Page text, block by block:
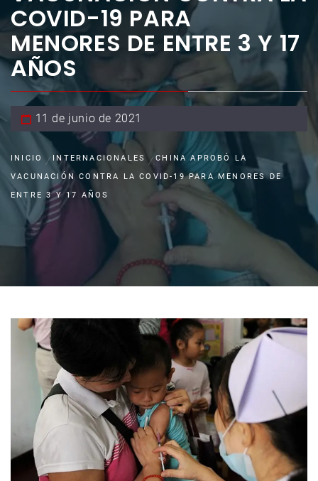
COVID-19 PARA
MENORES DE ENTRE 3 Y 17
AÑOS
11 de junio de 2021
INICIO INTERNACIONALES
CHINA APROBÓ LA
VACUNACIÓN CONTRA LA COVID-19 PARA MENORES DE
ENTRE 3 Y 17 AÑOS